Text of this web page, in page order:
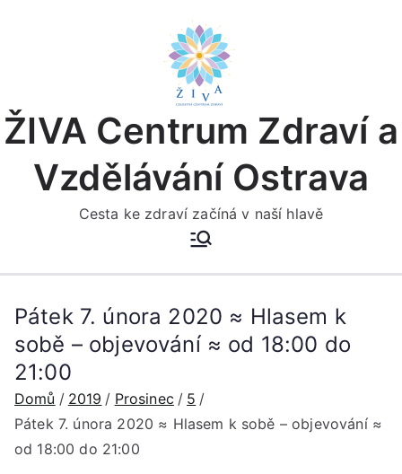
ŽIVA Centrum Zdraví a
Vzdělávání Ostrava
Cesta ke zdraví začíná v naší hlavě
Pátek 7. února 2020 ≈ Hlasem k
sobě – objevování ≈ od 18:00 do
21:00
Domů 2019 Prosinec
5
Pátek 7. února 2020 ≈ Hlasem k sobě – objevování ≈
od 18:00 do 21:00